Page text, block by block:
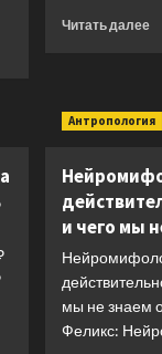
ее
Читать далее
Антропология
и чего мы
мы не знаем
Феликс: